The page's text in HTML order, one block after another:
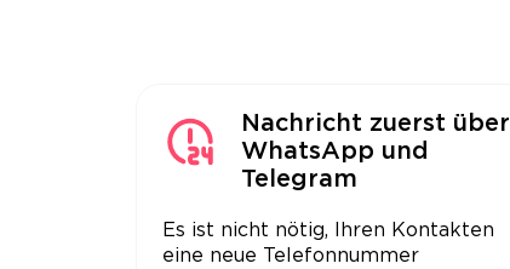
Nachricht zuerst über
WhatsApp und
Telegram
Es ist nicht nötig, Ihren Kontakten
eine neue Telefonnummer